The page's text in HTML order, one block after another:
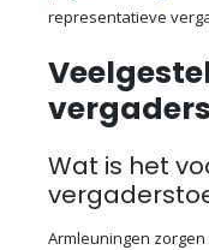
representatieve
Wat is het
Armleuningen